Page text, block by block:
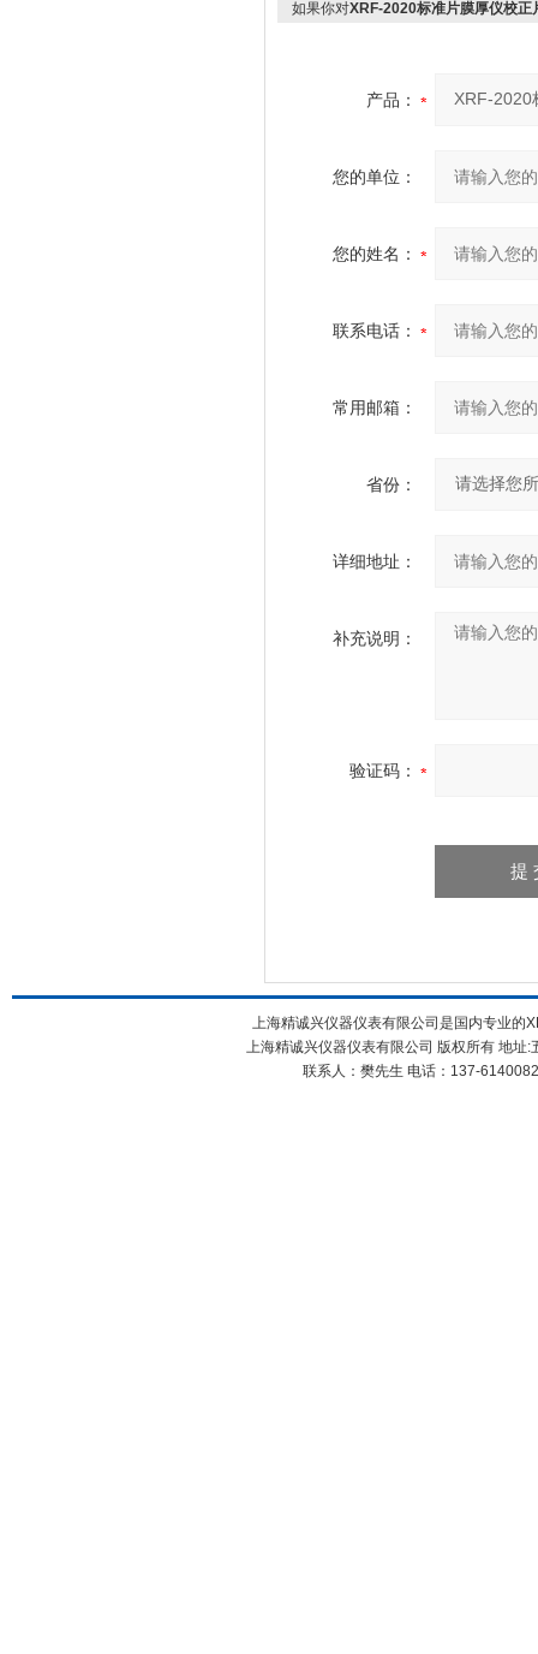
如果你对XRF-2020标准片膜厚仪校正
产品：
您的单位：
您的姓名：
联系电话：
常用邮箱：
省份：
详细地址：
补充说明：
验证码：
上海精诚兴仪器仪表有限公司是国内专业的
上海精诚兴仪器仪表有限公司 版权所有 地
联系人：樊先生 电话：137-